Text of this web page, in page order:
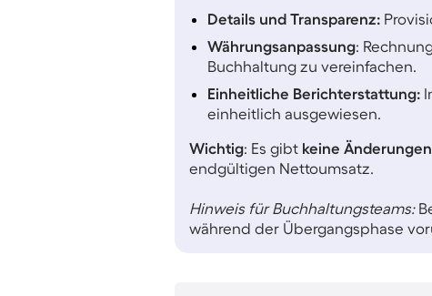
Details und Transparenz:
Währungsanpassung:
Buchhaltung zu vereinfachen.
Einheitliche Berichterstattung:
einheitlich ausgewiesen.
Wichtig: Es gibt keine Änderungen
endgültigen Nettoumsatz.
Hinweis für Buchhaltungsteams:
während der Übergangsphase